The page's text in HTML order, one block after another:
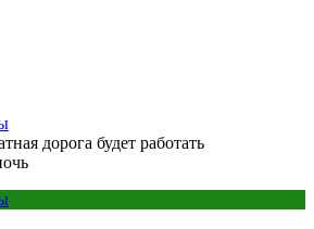
дорога будет работать